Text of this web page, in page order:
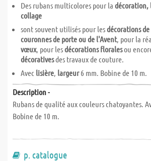
Des rubans multicolores pour la décoration,
collage
sont souvent utilisés pour lesdécorations
couronnes de porte ou de l'Avent, pour la
vœux, pour lesdécorations floralesou
décorativesdes travaux de couture.
Avec lisière, largeur6 mm. Bobine de 10 m.
Description -
Rubans de qualité aux couleurs chatoyantes.
Bobine de 10 m.
p. catalogue